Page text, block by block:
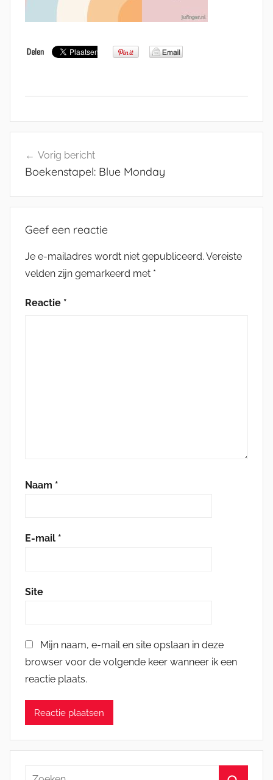
navigatie
Vorig bericht
Boekenstapel: Blue Monday
Geef een reactie
Je e-mailadres wordt niet gepubliceerd. Vereiste
velden zijn gemarkeerd met *
Reactie *
Naam *
E-mail *
Site
Mijn naam, e-mail en site opslaan in deze
browser voor de volgende keer wanneer ik een
reactie plaats.
Zoeken